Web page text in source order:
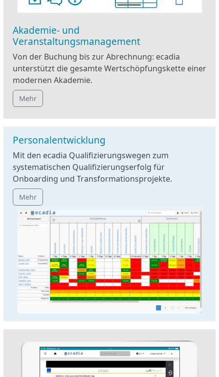
Akademie- und
Veranstaltungsmanagement
Von der Buchung bis zur Abrechnung: ecadia
unterstützt die gesamte Wertschöpfungskette einer
modernen Akademie.
Mehr
Personalentwicklung
Mit den ecadia Qualifizierungswegen zum
systematischen Qualifizierungserfolg für
Onboarding und Transformationsprojekte.
Mehr